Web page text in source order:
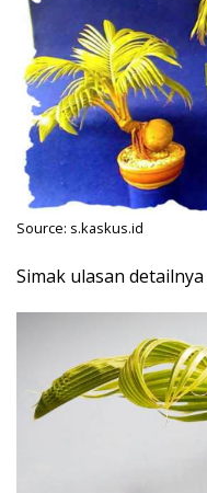
Source: s.kaskus.id
Simak ulasan